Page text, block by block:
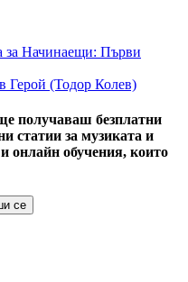
за Начинаещи: Първи
(Тодор Колев)
получаваш безплатни
статии за музиката и
онлайн обучения, които